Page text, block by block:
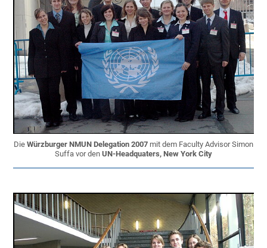
Die Würzburger NMUN Delegation 2007 mit dem Faculty Advisor Simon
Suffa vor den UN-Headquaters, New York City